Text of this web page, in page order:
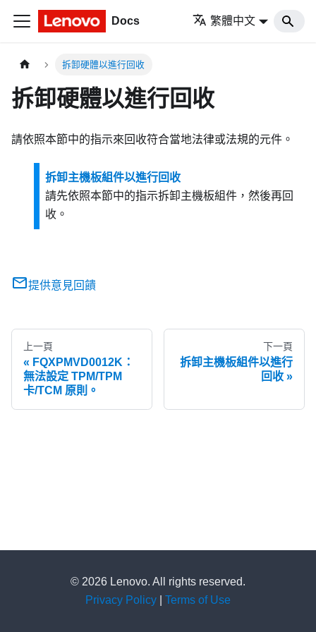
Docs 繁體中文
拆卸硬體以進行回收
拆卸硬體以進行回收
請依照本節中的指示來回收符合當地法律或法規的元件。
拆卸主機板組件以進行回收
請先依照本節中的指示拆卸主機板組件，然後再回
收。
提供意見回饋
上一頁
FQXPMVD0012K：
無法設定 TPM/TPM
卡/TCM 原則。
下一頁
拆卸主機板組件以進行
回收
© 2026 Lenovo. All rights reserved.
Privacy Policy
Terms of Use